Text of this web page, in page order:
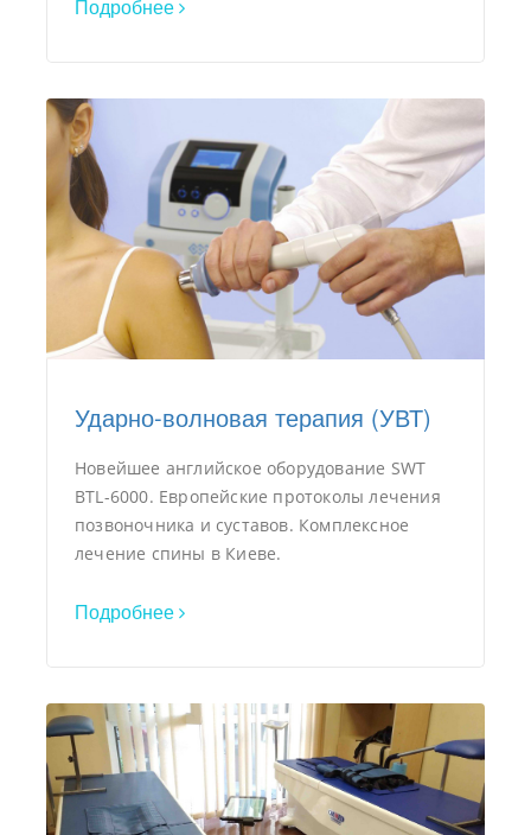
Подробнее
Ударно-волновая терапия (УВТ)
Новейшее английское оборудование SWT
BTL-6000. Европейские протоколы лечения
позвоночника и суставов. Комплексное
лечение спины в Киеве.
Подробнее